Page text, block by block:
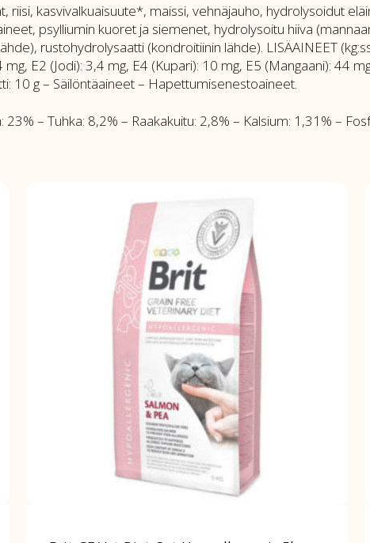
riisi, kasvivalkuaisuute*, maissi, vehnäjauho, hydrolysoidut
psylliumin kuoret ja siemenet, hydrolysoitu hiiva
rustohydrolysaatti (kondroitiinin lähde). LISÄAINEET
E2 (Jodi): 3,4 mg, E4 (Kupari): 10 mg, E5 (Mangaani): 44
10 g – Säilöntäaineet – Hapettumisenestoaineet.
– Tuhka: 8,2% – Raakakuitu: 2,8% – Kalsium: 1,31% –